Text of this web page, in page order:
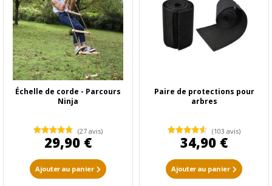
Échelle de corde - Parcours
Ninja
(27 avis)
29,90 €
Ajouter au panier
Paire de protections pour
arbres
(103 avis)
34,90 €
Ajouter au panier